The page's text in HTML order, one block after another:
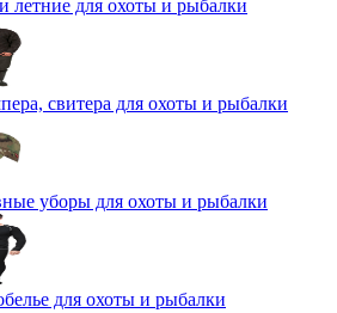
летние для охоты и рыбалки
свитера для охоты и рыбалки
уборы для охоты и рыбалки
для охоты и рыбалки